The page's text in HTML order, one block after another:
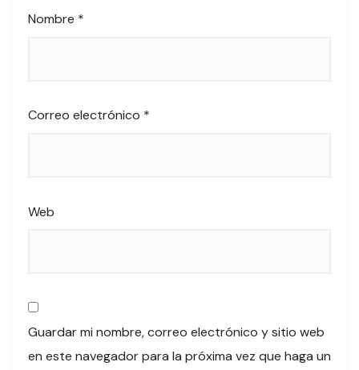
Nombre *
Correo electrónico *
Web
Guardar mi nombre, correo electrónico y sitio web
en este navegador para la próxima vez que haga un